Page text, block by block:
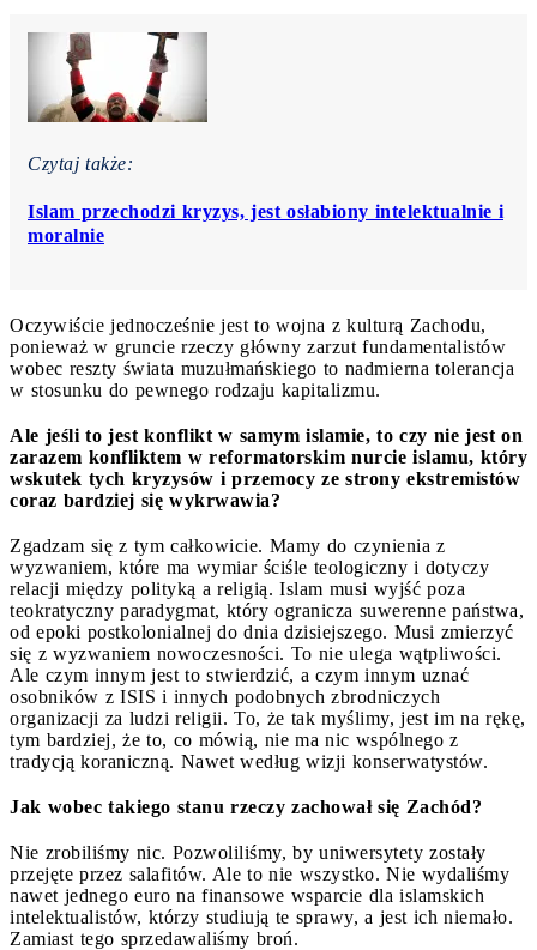
Czytaj także:
Islam przechodzi kryzys, jest osłabiony intelektualnie i
moralnie
Oczywiście jednocześnie jest to wojna z kulturą Zachodu,
ponieważ w gruncie rzeczy główny zarzut fundamentalistów
wobec reszty świata muzułmańskiego to nadmierna tolerancja
w stosunku do pewnego rodzaju kapitalizmu.
Ale jeśli to jest konflikt w samym islamie, to czy nie jest on
zarazem konfliktem w reformatorskim nurcie islamu, który
wskutek tych kryzysów i przemocy ze strony ekstremistów
coraz bardziej się wykrwawia?
Zgadzam się z tym całkowicie. Mamy do czynienia z
wyzwaniem, które ma wymiar ściśle teologiczny i dotyczy
relacji między polityką a religią. Islam musi wyjść poza
teokratyczny paradygmat, który ogranicza suwerenne państwa,
od epoki postkolonialnej do dnia dzisiejszego. Musi zmierzyć
się z wyzwaniem nowoczesności. To nie ulega wątpliwości.
Ale czym innym jest to stwierdzić, a czym innym uznać
osobników z ISIS i innych podobnych zbrodniczych
organizacji za ludzi religii. To, że tak myślimy, jest im na rękę,
tym bardziej, że to, co mówią, nie ma nic wspólnego z
tradycją koraniczną. Nawet według wizji konserwatystów.
Jak wobec takiego stanu rzeczy zachował się Zachód?
Nie zrobiliśmy nic. Pozwoliliśmy, by uniwersytety zostały
przejęte przez salafitów. Ale to nie wszystko. Nie wydaliśmy
nawet jednego euro na finansowe wsparcie dla islamskich
intelektualistów, którzy studiują te sprawy, a jest ich niemało.
Zamiast tego sprzedawaliśmy broń.